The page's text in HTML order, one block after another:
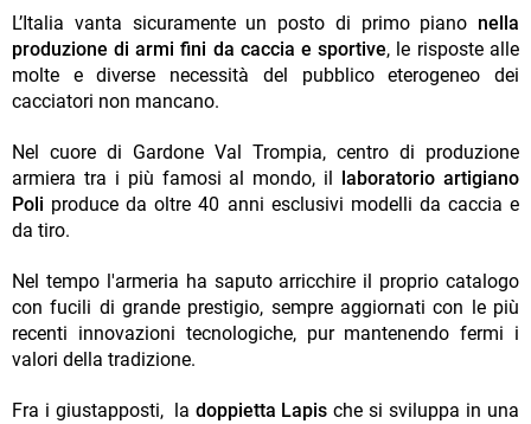
L’Italia vanta sicuramente un posto di primo piano nella
produzione di armi fini da caccia e sportive, le risposte alle
molte e diverse necessità del pubblico eterogeneo dei
cacciatori non mancano.
Nel cuore di Gardone Val Trompia, centro di produzione
armiera tra i più famosi al mondo, il
laboratorio artigiano
Poli produce da oltre 40 anni esclusivi modelli da caccia e
da tiro.
Nel tempo l'armeria ha saputo arricchire il proprio catalogo
con fucili di grande prestigio, sempre aggiornati con le più
recenti innovazioni tecnologiche, pur mantenendo fermi i
valori della tradizione.
Fra i giustapposti, la doppietta Lapis che si sviluppa in una